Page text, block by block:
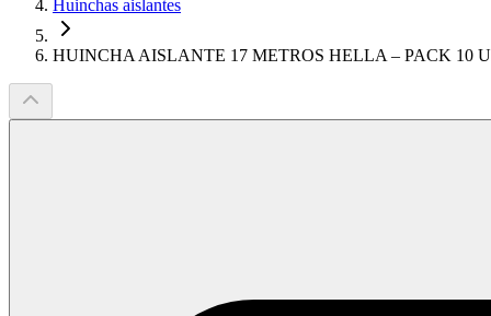
Huinchas aislantes
HUINCHA AISLANTE 17 METROS HELLA – PACK 10